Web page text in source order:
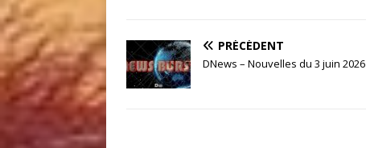
PRÉCÉDENT
DNews – Nouvelles du 3 juin 2026